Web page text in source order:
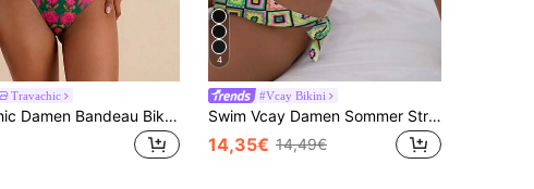
Travachic
Travachic Damen Bandeau Bikini Set mit Blumenmuster, Sommeroutfits für Damen, Badeanzüge für Frauen, Badeanzüge für Damen
4
#Vcay Bikini
Swim Vcay Damen Sommer Strand geometrisches Muster Halter-Bikini-Set mit Knoten, Push-up Polsterung, zufälliges Muster
14,35€ 14,49€